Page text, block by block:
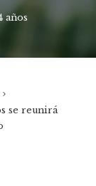
años
se reunirá